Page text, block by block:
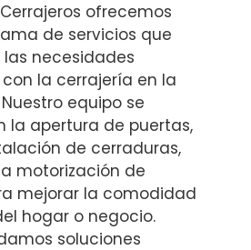
ofrecemos
de servicios que
necesidades
la cerrajería en la
equipo se
la apertura de puertas,
de cerraduras,
motorización de
mejorar la comodidad
hogar o negocio.
soluciones